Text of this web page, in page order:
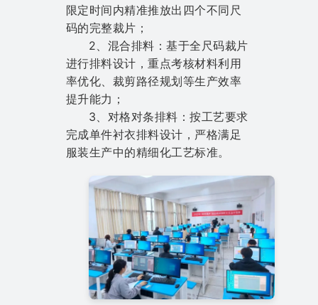
限定时间内精准推放出四个不同尺
码的完整裁片；
2、混合排料：基于全尺码裁片
进行排料设计，重点考核材料利用
率优化、裁剪路径规划等生产效率
提升能力；
3、对格对条排料：按工艺要求
完成单件衬衣排料设计，严格满足
服装生产中的精细化工艺标准。